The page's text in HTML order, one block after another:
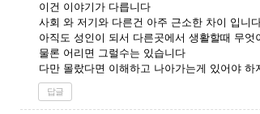
이건 이야기가 다릅니다
사회 와 저기와 다른건 아주 근소한 차이 입니
아직도 성인이 되서 다른곳에서 생활할때 무
물론 어리면 그럴수는 있습니다
다만 몰랐다면 이해하고 나아가는게 있어야 하
답글